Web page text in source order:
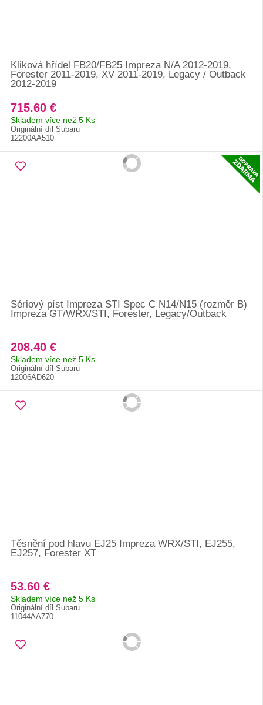
Kliková hřídel FB20/FB25 Impreza N/A 2012-2019,
Forester 2011-2019, XV 2011-2019, Legacy / Outback
2012-2019
715.60 €
Skladem více než 5 Ks
Originální díl Subaru
12200AA510
Sériový píst Impreza STI Spec C N14/N15 (rozměr B)
Impreza GT/WRX/STI, Forester, Legacy/Outback
208.40 €
Skladem více než 5 Ks
Originální díl Subaru
12006AD620
Těsnění pod hlavu EJ25 Impreza WRX/STI, EJ255,
EJ257, Forester XT
53.60 €
Skladem více než 5 Ks
Originální díl Subaru
11044AA770